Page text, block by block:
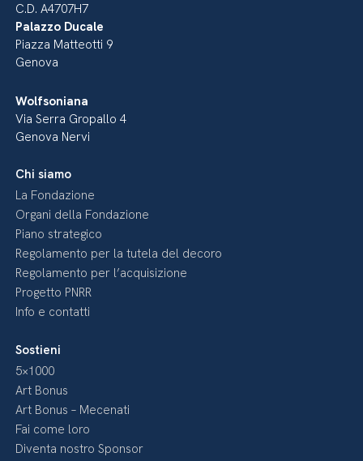
C.D. A4707H7
Palazzo Ducale
Piazza Matteotti 9
Genova
Wolfsoniana
Via Serra Gropallo 4
Genova Nervi
Chi siamo
La Fondazione
Organi della Fondazione
Piano strategico
Regolamento per la tutela del decoro
Regolamento per l’acquisizione
Progetto PNRR
Info e contatti
Sostieni
5×1000
Art Bonus
Art Bonus – Mecenati
Fai come loro
Diventa nostro Sponsor